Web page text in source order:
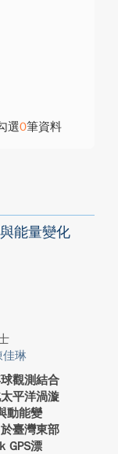
選0筆資料
能量變化
佳琳
觀測結合
平洋渦漩
動能變
臺灣東部
GPS漂